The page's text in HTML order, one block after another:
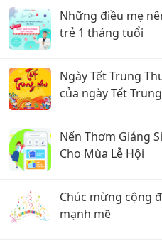
Những điều mẹ
trẻ 1 tháng tuổi
Ngày Tết Trung
của ngày Tết
Nến Thơm Giáng
Cho Mùa Lễ Hội
Chúc mừng cộng
mạnh mẽ